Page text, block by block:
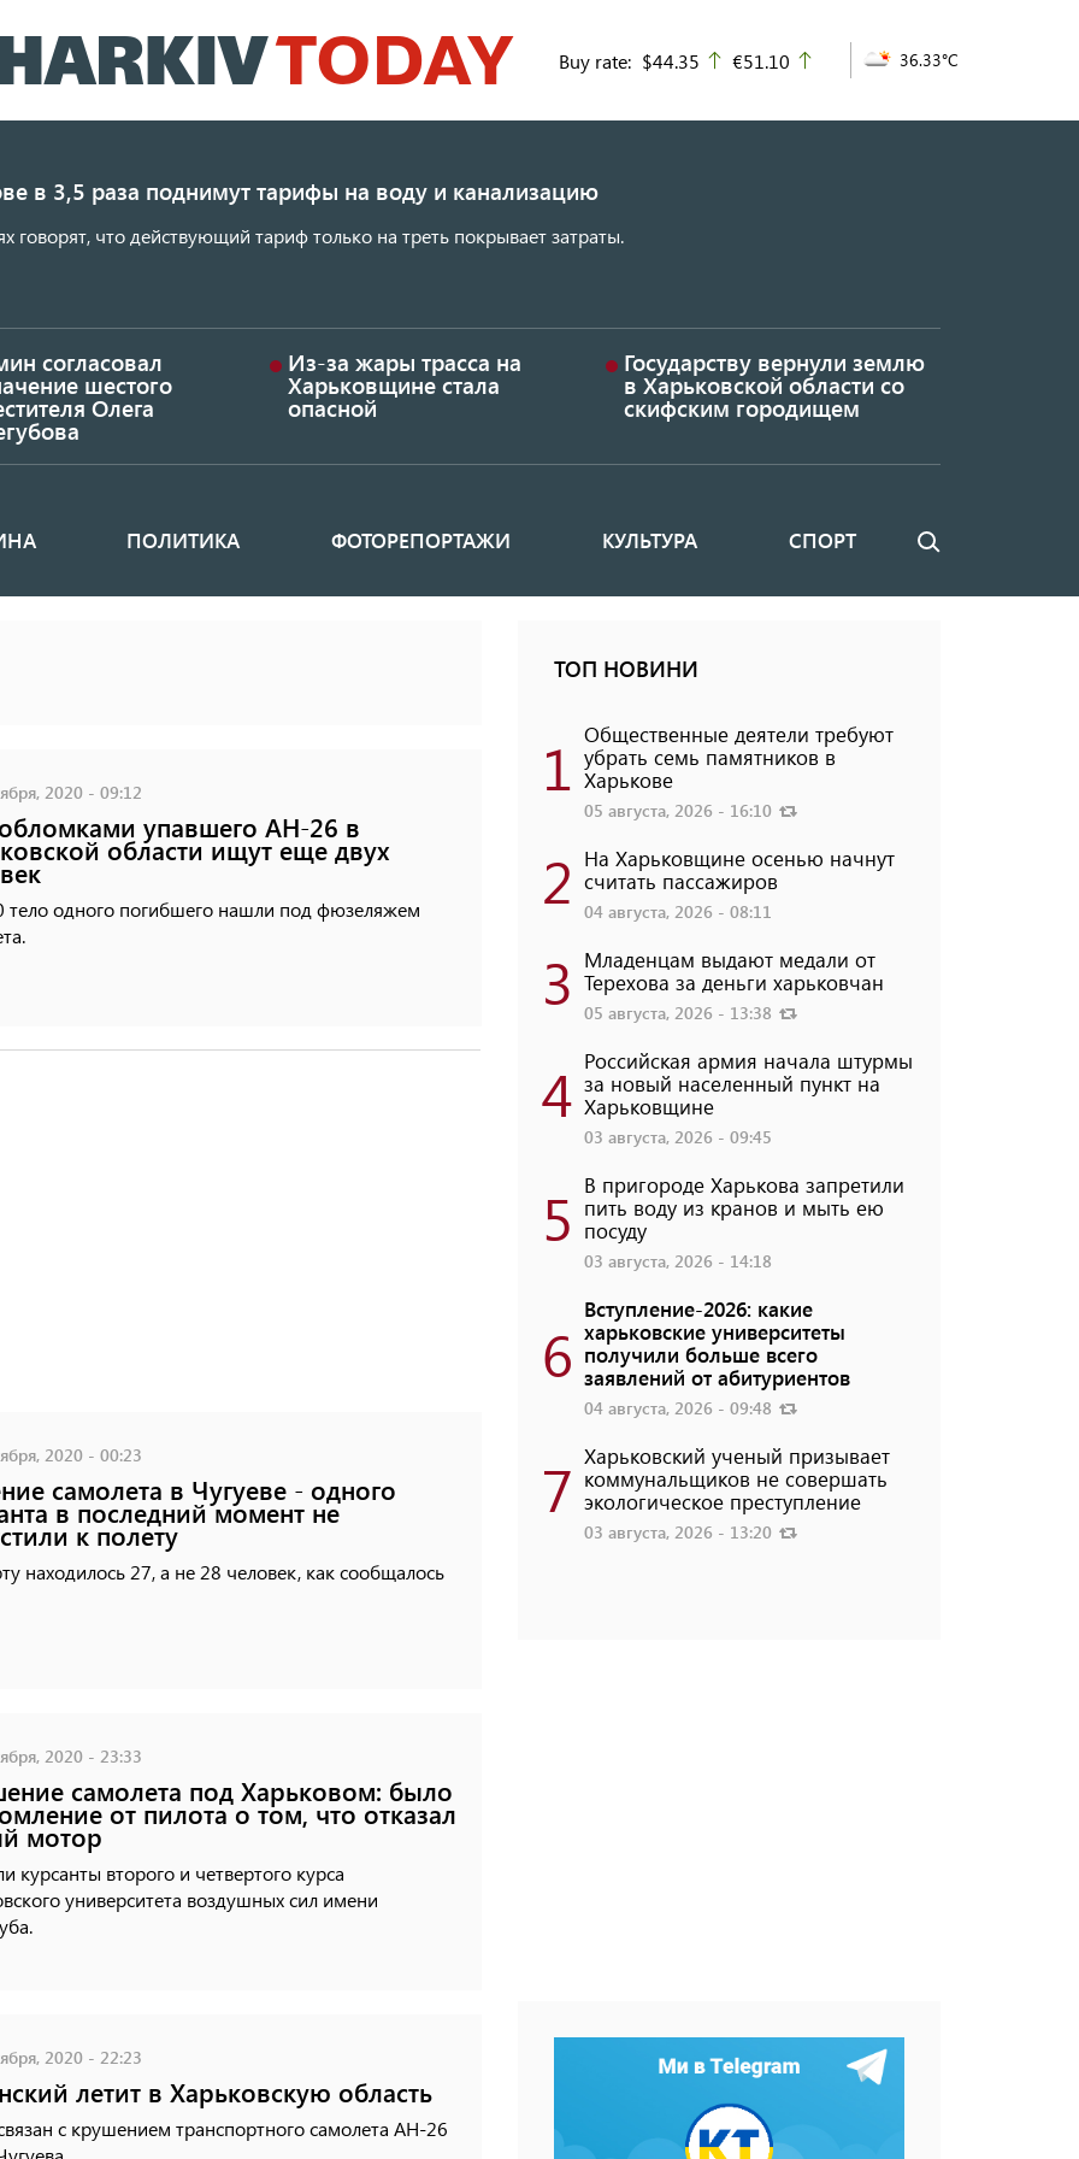
к
основному
Buy rate: $44.35 up
€51.10 36.33°C
в 3,5 раза поднимут тарифы на воду и канализацию
говорят, что действующий тариф только на треть покрывает затраты.
согласовал
шестого
Олега
Из-за жары трасса на
Харьковщине стала
опасной
Государству вернули землю
в Харьковской области со
скифским городищем
ПОЛИТИКА ФОТОРЕПОРТАЖИ КУЛЬТУРА СПОРТ Поиск
2020 - 09:12
упавшего АН-26 в
области ищут еще двух
тело одного погибшего нашли под фюзеляжем
2020 - 00:23
самолета в Чугуеве - одного
в последний момент не
к полету
находилось 27, а не 28 человек, как сообщалось
2020 - 23:33
самолета под Харьковом: было
от пилота о том, что отказал
мотор
курсанты второго и четвертого курса
университета воздушных сил имени
2020 - 22:23
летит в Харьковскую область
с крушением транспортного самолета АН-26
ТОП НОВИНИ
1 Общественные деятели требуют
убрать семь памятников в
Харькове
05 августа, 2026 - 16:10
2 На Харьковщине осенью начнут
считать пассажиров
04 августа, 2026 - 08:11
3 Младенцам выдают медали от
Терехова за деньги харьковчан
05 августа, 2026 - 13:38
4 Российская армия начала штурмы
за новый населенный пункт на
Харьковщине
03 августа, 2026 - 09:45
5 В пригороде Харькова запретили
пить воду из кранов и мыть ею
посуду
03 августа, 2026 - 14:18
6
Вступление-2026: какие
харьковские университеты
получили больше всего
заявлений от абитуриентов
04 августа, 2026 - 09:48
7 Харьковский ученый призывает
коммунальщиков не совершать
экологическое преступление
03 августа, 2026 - 13:20